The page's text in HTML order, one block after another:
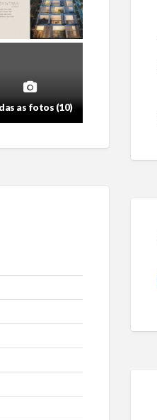
as fotos (10)